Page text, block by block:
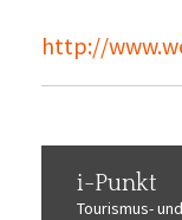
http://
i-Punkt
Tourismus-